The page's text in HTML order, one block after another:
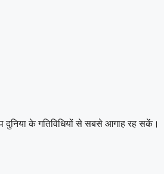
दुनिया के गतिविधियों से सबसे आगाह रह सकें।